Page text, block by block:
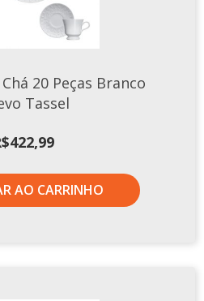
20 Peças Branco
Tassel
422,99
AO CARRINHO